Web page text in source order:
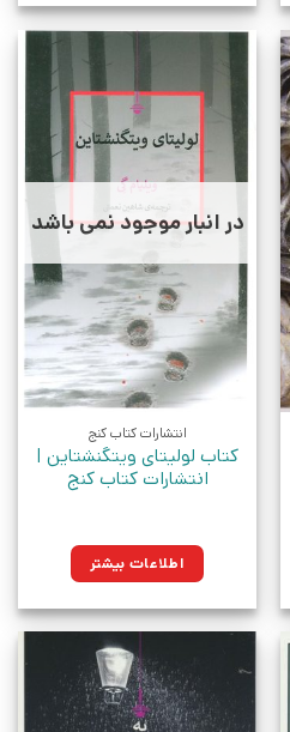
در انبار موجود نمی باشد
انتشارات کتاب کنج
کتاب لولیتای ویتگنشتاین |
انتشارات کتاب کنج
اطلاعات بیشتر